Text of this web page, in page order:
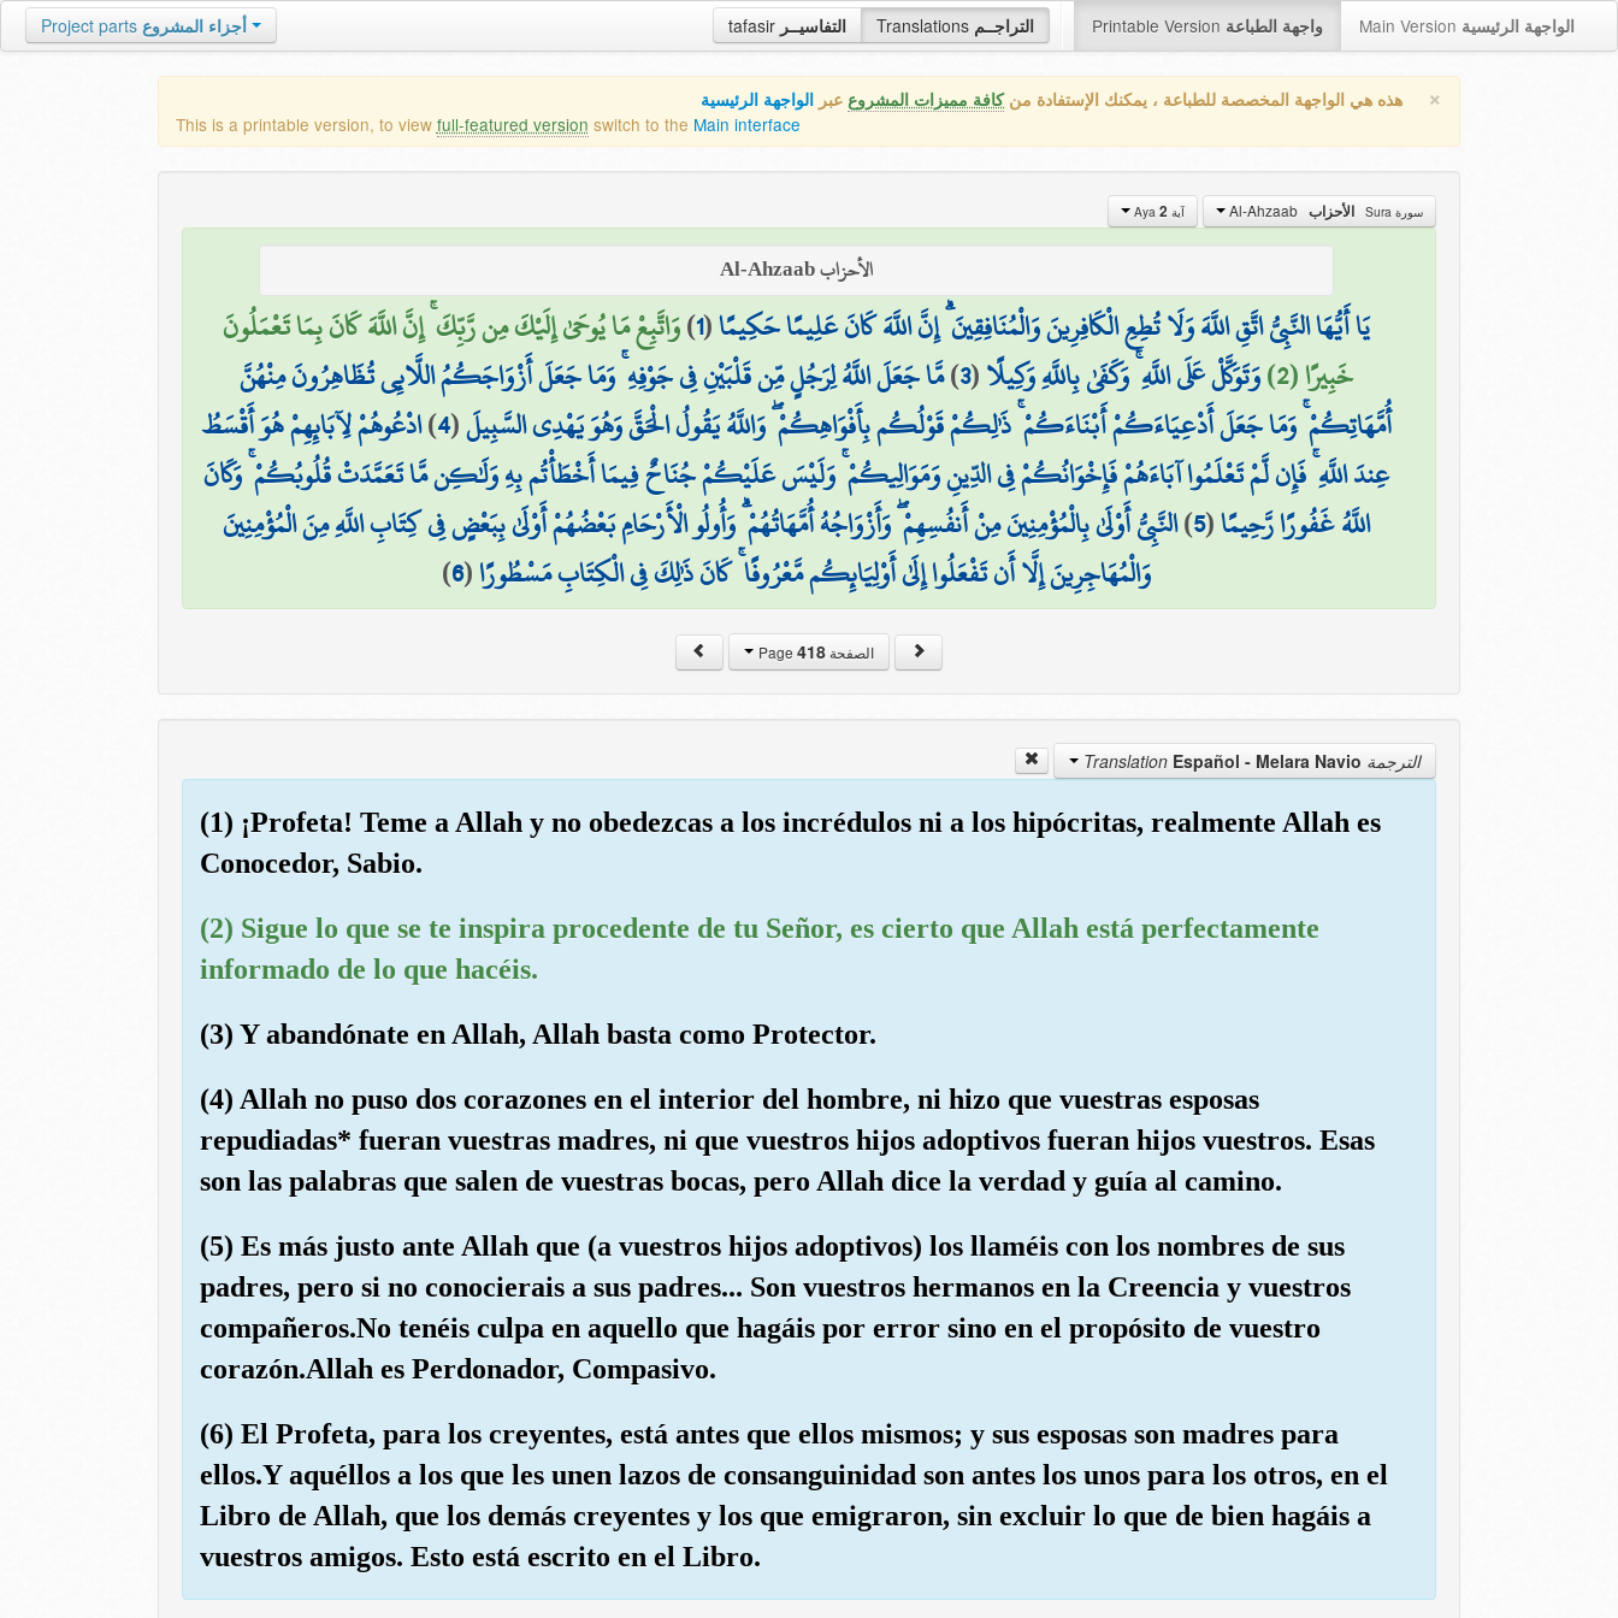
tafasir التفاسيــر Translations التراجــم Printable Version واجهة الطباعة Main Version الواجهة الرئيسية Project parts أجزاء المشروع
× هذه هي الواجهة المخصصة للطباعة ، يمكنك الإستفادة منكافة مميزات المشروع عبر الواجهة الرئيسية
This is a printable version, to view full-featured version switch to the Main interface
سورة Sura الأحزاب آية Aya 2
الأحزاب Al-Ahzaab
يَا أَيُّهَا النَّبِيُّ اتَّقِ اللَّهَ وَلَا تُطِعِ الْكَافِرِينَ وَالْمُنَافِقِينَ ۗ إِنَّ اللَّهَ كَانَ عَلِيمًا حَكِيمًا(
1
)وَاتَّبِعْ مَا يُوحَىٰ إِلَيْكَ مِن رَّبِّكَ ۚ إِنَّ اللَّهَ كَانَ بِمَا تَعْمَلُونَ
خَبِيرًا (2) وَتَوَكَّلْ عَلَى اللَّهِ ۚ وَكَفَىٰ بِاللَّهِ وَكِيلًا(
3
)مَّا جَعَلَ اللَّهُ لِرَجُلٍ مِّن قَلْبَيْنِ فِي جَوْفِهِ ۚ وَمَا جَعَلَ أَزْوَاجَكُمُ اللَّائِي تُظَاهِرُونَ مِنْهُنَّ
أُمَّهَاتِكُمْ ۚ وَمَا جَعَلَ أَدْعِيَاءَكُمْ أَبْنَاءَكُمْ ۚ ذَٰلِكُمْ قَوْلُكُم بِأَفْوَاهِكُمْ ۖ وَاللَّهُ يَقُولُ الْحَقَّ وَهُوَ يَهْدِي السَّبِيلَ(
4
)ادْعُوهُمْ لِآبَائِهِمْ هُوَ أَقْسَطُ
عِندَ اللَّهِ ۚ فَإِن لَّمْ تَعْلَمُوا آبَاءَهُمْ فَإِخْوَانُكُمْ فِي الدِّينِ وَمَوَالِيكُمْ ۚ وَلَيْسَ عَلَيْكُمْ جُنَاحٌ فِيمَا أَخْطَأْتُم بِهِ وَلَٰكِن مَّا تَعَمَّدَتْ قُلُوبُكُمْ ۚ وَكَانَ
اللَّهُ غَفُورًا رَّحِيمًا(
5
)النَّبِيُّ أَوْلَىٰ بِالْمُؤْمِنِينَ مِنْ أَنفُسِهِمْ ۖ وَأَزْوَاجُهُ أُمَّهَاتُهُمْ ۗ وَأُولُو الْأَرْحَامِ بَعْضُهُمْ أَوْلَىٰ بِبَعْضٍ فِي كِتَابِ اللَّهِ مِنَ الْمُؤْمِنِينَ
وَالْمُهَاجِرِينَ إِلَّا أَن تَفْعَلُوا إِلَىٰ أَوْلِيَائِكُم مَّعْرُوفًا ۚ كَانَ ذَٰلِكَ فِي الْكِتَابِ مَسْطُورًا(
6
)
الصفحة Page418
الترجمة Translation Español - Melara Navio
(1) ¡Profeta! Teme a Allah y no obedezcas a los incrédulos ni a los hipócritas, realmente Allah es
Conocedor, Sabio.
(2) Sigue lo que se te inspira procedente de tu Señor, es cierto que Allah está perfectamente
informado de lo que hacéis.
(3) Y abandónate en Allah, Allah basta como Protector.
(4) Allah no puso dos corazones en el interior del hombre, ni hizo que vuestras esposas
repudiadas* fueran vuestras madres, ni que vuestros hijos adoptivos fueran hijos vuestros. Esas
son las palabras que salen de vuestras bocas, pero Allah dice la verdad y guía al camino.
(5) Es más justo ante Allah que (a vuestros hijos adoptivos) los llaméis con los nombres de sus
padres, pero si no conocierais a sus padres... Son vuestros hermanos en la Creencia y vuestros
compañeros.No tenéis culpa en aquello que hagáis por error sino en el propósito de vuestro
corazón.Allah es Perdonador, Compasivo.
(6) El Profeta, para los creyentes, está antes que ellos mismos; y sus esposas son madres para
ellos.Y aquéllos a los que les unen lazos de consanguinidad son antes los unos para los otros, en el
Libro de Allah, que los demás creyentes y los que emigraron, sin excluir lo que de bien hagáis a
vuestros amigos. Esto está escrito en el Libro.